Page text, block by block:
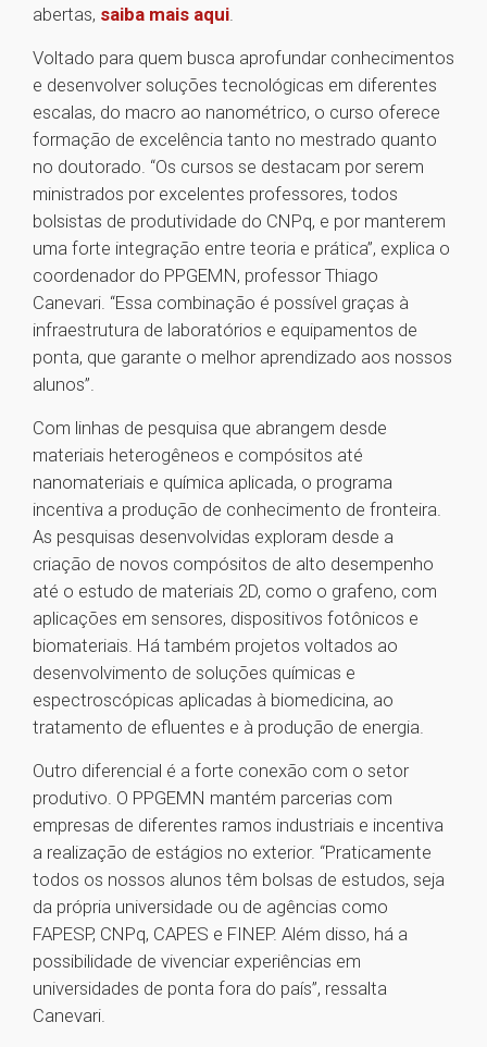
abertas, saiba mais aqui.
Voltado para quem busca aprofundar conhecimentos
e desenvolver soluções tecnológicas em diferentes
escalas, do macro ao nanométrico, o curso oferece
formação de excelência tanto no mestrado quanto
no doutorado. “Os cursos se destacam por serem
ministrados por excelentes professores, todos
bolsistas de produtividade do CNPq, e por manterem
uma forte integração entre teoria e prática”, explica o
coordenador do PPGEMN, professor Thiago
Canevari. “Essa combinação é possível graças à
infraestrutura de laboratórios e equipamentos de
ponta, que garante o melhor aprendizado aos nossos
alunos”.
Com linhas de pesquisa que abrangem desde
materiais heterogêneos e compósitos até
nanomateriais e química aplicada, o programa
incentiva a produção de conhecimento de fronteira.
As pesquisas desenvolvidas exploram desde a
criação de novos compósitos de alto desempenho
até o estudo de materiais 2D, como o grafeno, com
aplicações em sensores, dispositivos fotônicos e
biomateriais. Há também projetos voltados ao
desenvolvimento de soluções químicas e
espectroscópicas aplicadas à biomedicina, ao
tratamento de efluentes e à produção de energia.
Outro diferencial é a forte conexão com o setor
produtivo. O PPGEMN mantém parcerias com
empresas de diferentes ramos industriais e incentiva
a realização de estágios no exterior. “Praticamente
todos os nossos alunos têm bolsas de estudos, seja
da própria universidade ou de agências como
FAPESP, CNPq, CAPES e FINEP. Além disso, há a
possibilidade de vivenciar experiências em
universidades de ponta fora do país”, ressalta
Canevari.